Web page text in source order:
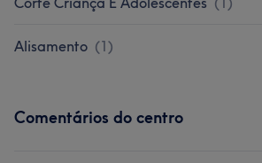
Alisamento (1)
Comentários do centro